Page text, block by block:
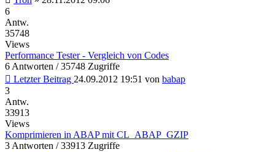
6
Antw.
35748
Views
Performance Tester - Vergleich von Codes
6 Antworten / 35748 Zugriffe
Letzter Beitrag 24.09.2012 19:51 von babap
3
Antw.
33913
Views
Komprimieren in ABAP mit CL_ABAP_GZIP
3 Antworten / 33913 Zugriffe